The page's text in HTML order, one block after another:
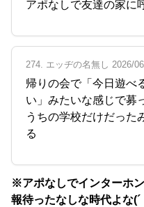
アポなしで友達の家に
274. エッヂの名無し 2026/
帰りの会で「今日遊べ
い」みたいな感じで募
うちの学校だけだった
る
※アポなしでインターホ
報待ったなしな時代よな